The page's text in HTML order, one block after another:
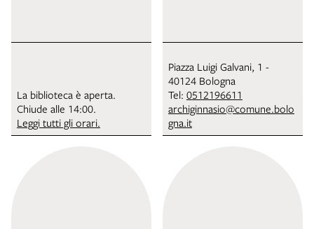
La biblioteca è aperta.
Chiude alle 14:00.
Leggi tutti gli orari.
Piazza Luigi Galvani, 1 -
40124 Bologna
Tel: 0512196611
archiginnasio@comune.bolo
gna.it